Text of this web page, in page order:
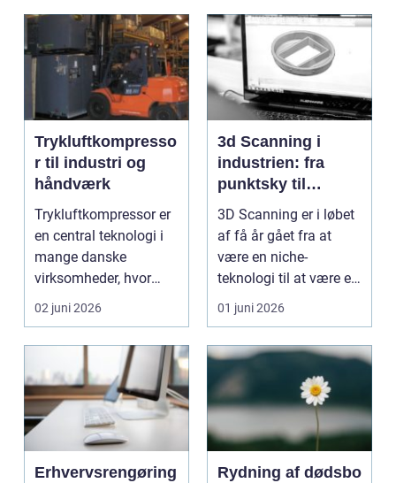
Trykluftkompresso
r til industri og
håndværk
Trykluftkompressor er
en central teknologi i
mange danske
virksomheder, hvor
stabil forsyning af try...
02 juni 2026
3d Scanning i
industrien: fra
punktsky til
præcist
projektgrundlag
3D Scanning er i løbet
af få år gået fra at
være en niche-
teknologi til at være et
helt almindeligt ...
01 juni 2026
Erhvervsrengøring
Rydning af dødsbo